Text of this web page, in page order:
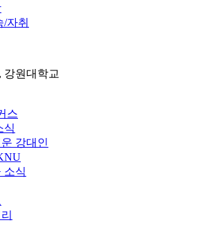
/자취
강원대학교
스
식
강대인
소식